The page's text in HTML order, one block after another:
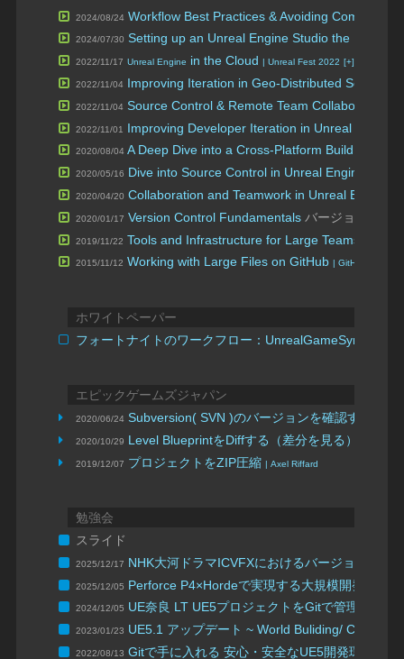
2024/08/24 Workflow Best Practices & Avoiding Common
2024/07/30 Setting up an Unreal Engine Studio the Epic
2022/11/17 Unreal Engine in the Cloud | Unreal Fest 2022 [+]
2022/11/04 Improving Iteration in Geo-Distributed
2022/11/04 Source Control & Remote Team Collaboration
2022/11/01 Improving Developer Iteration in Unreal Engine
2020/08/04 A Deep Dive into a Cross-Platform Build Farm
2020/05/16 Dive into Source Control in Unreal Engine
2020/04/20 Collaboration and Teamwork in Unreal Engine
2020/01/17 Version Control Fundamentals バージョン管理
2019/11/22 Tools and Infrastructure for Large Teams
2015/11/12 Working with Large Files on GitHub | GitHub 2015
ホワイトペーパー
フォートナイトのワークフロー：UnrealGameSync を使
エピックゲームズジャパン
2020/06/24 Subversion( SVN )のバージョンを確認する方
2020/10/29 Level BlueprintをDiffする（差分を見る）方法に
2019/12/07 プロジェクトをZIP圧縮 | Axel Riffard
勉強会
スライド
2025/12/17 NHK大河ドラマICVFXにおけるバージョン管理
2025/12/05 Perforce P4×Hordeで実現する大規模開発オー
2024/12/05 UE奈良 LT UE5プロジェクトをGitで管理しよう
2023/01/23 UE5.1 アップデート ~ World Buliding/ Core ~
2022/08/13 Gitで手に入れる 安心・安全なUE5開発環境